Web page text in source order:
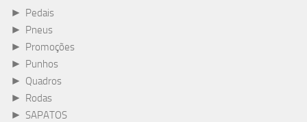
► Pedais
► Pneus
► Promoções
► Punhos
► Quadros
► Rodas
► SAPATOS